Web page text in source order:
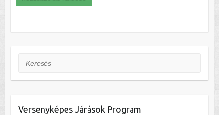
Keresés
Versenyképes Járások Program